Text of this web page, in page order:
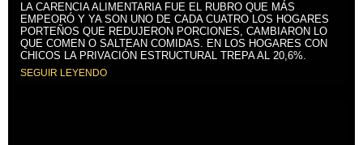
LA CARENCIA ALIMENTARIA FUE EL RUBRO QUE MÁS
EMPEORÓ Y YA SON UNO DE CADA CUATRO LOS HOGARES
PORTEÑOS QUE REDUJERON PORCIONES, CAMBIARON LO
QUE COMEN O SALTEAN COMIDAS. EN LOS HOGARES CON
CHICOS LA PRIVACIÓN ESTRUCTURAL TREPA AL 20,6%.
SEGUIR LEYENDO